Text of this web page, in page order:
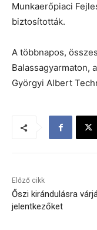
Munkaerőpiaci
biztosították.
A többnapos,
Balassagyarmaton,
Györgyi Albert
Előző cikk
Őszi kirándulásra
jelentkezőket